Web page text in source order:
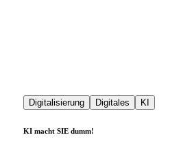
Digitalisierung Digitales KI
KI macht SIE dumm!